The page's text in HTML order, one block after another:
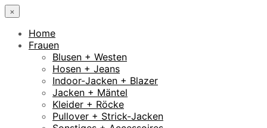
×
Home
Frauen
Blusen + Westen
Hosen + Jeans
Indoor-Jacken + Blazer
Jacken + Mäntel
Kleider + Röcke
Pullover + Strick-Jacken